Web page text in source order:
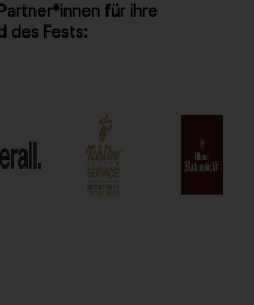
für ihre
des Fests: